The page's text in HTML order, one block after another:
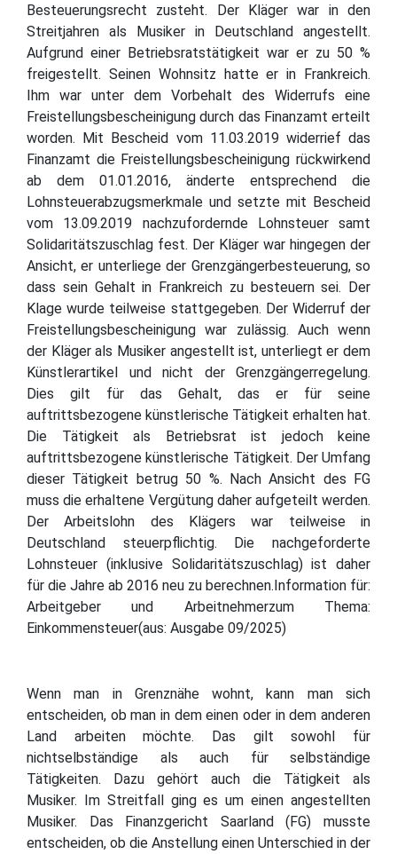
Besteuerungsrecht zusteht. Der Kläger war in den
Streitjahren als Musiker in Deutschland angestellt.
Aufgrund einer Betriebsratstätigkeit war er zu 50 %
freigestellt. Seinen Wohnsitz hatte er in Frankreich.
Ihm war unter dem Vorbehalt des Widerrufs eine
Freistellungsbescheinigung durch das Finanzamt erteilt
worden. Mit Bescheid vom 11.03.2019 widerrief das
Finanzamt die Freistellungsbescheinigung rückwirkend
ab dem 01.01.2016, änderte entsprechend die
Lohnsteuerabzugsmerkmale und setzte mit Bescheid
vom 13.09.2019 nachzufordernde Lohnsteuer samt
Solidaritätszuschlag fest. Der Kläger war hingegen der
Ansicht, er unterliege der Grenzgängerbesteuerung, so
dass sein Gehalt in Frankreich zu besteuern sei. Der
Klage wurde teilweise stattgegeben. Der Widerruf der
Freistellungsbescheinigung war zulässig. Auch wenn
der Kläger als Musiker angestellt ist, unterliegt er dem
Künstlerartikel und nicht der Grenzgängerregelung.
Dies gilt für das Gehalt, das er für seine
auftrittsbezogene künstlerische Tätigkeit erhalten hat.
Die Tätigkeit als Betriebsrat ist jedoch keine
auftrittsbezogene künstlerische Tätigkeit. Der Umfang
dieser Tätigkeit betrug 50 %. Nach Ansicht des FG
muss die erhaltene Vergütung daher aufgeteilt werden.
Der Arbeitslohn des Klägers war teilweise in
Deutschland steuerpflichtig. Die nachgeforderte
Lohnsteuer (inklusive Solidaritätszuschlag) ist daher
für die Jahre ab 2016 neu zu berechnen.Information für:
Arbeitgeber und Arbeitnehmerzum Thema:
Einkommensteuer(aus: Ausgabe 09/2025)
Wenn man in Grenznähe wohnt, kann man sich
entscheiden, ob man in dem einen oder in dem anderen
Land arbeiten möchte. Das gilt sowohl für
nichtselbständige als auch für selbständige
Tätigkeiten. Dazu gehört auch die Tätigkeit als
Musiker. Im Streitfall ging es um einen angestellten
Musiker. Das Finanzgericht Saarland (FG) musste
entscheiden, ob die Anstellung einen Unterschied in der